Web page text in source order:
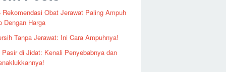
Rekomendasi Obat Jerawat Paling Ampuh
Dengan Harga
Tanpa Jerawat: Ini Cara Ampuhnya!
Pasir di Jidat: Kenali Penyebabnya dan